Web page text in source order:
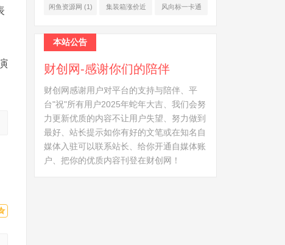
景(1) (1) 顺(1)
闲鱼资源网 (1) 集装箱涨价近 风向标一卡通
本站公告
财创网-感谢你们的陪伴
财创网感谢用户对平台的支持与陪伴、平
台"祝"所有用户2025年蛇年大吉、我们会努
力更新优质的内容不让用户失望、努力做到
最好、站长提示如你有好的文笔或在知名自
媒体入驻可以联系站长、给你开通自媒体账
户、把你的优质内容刊登在财创网！